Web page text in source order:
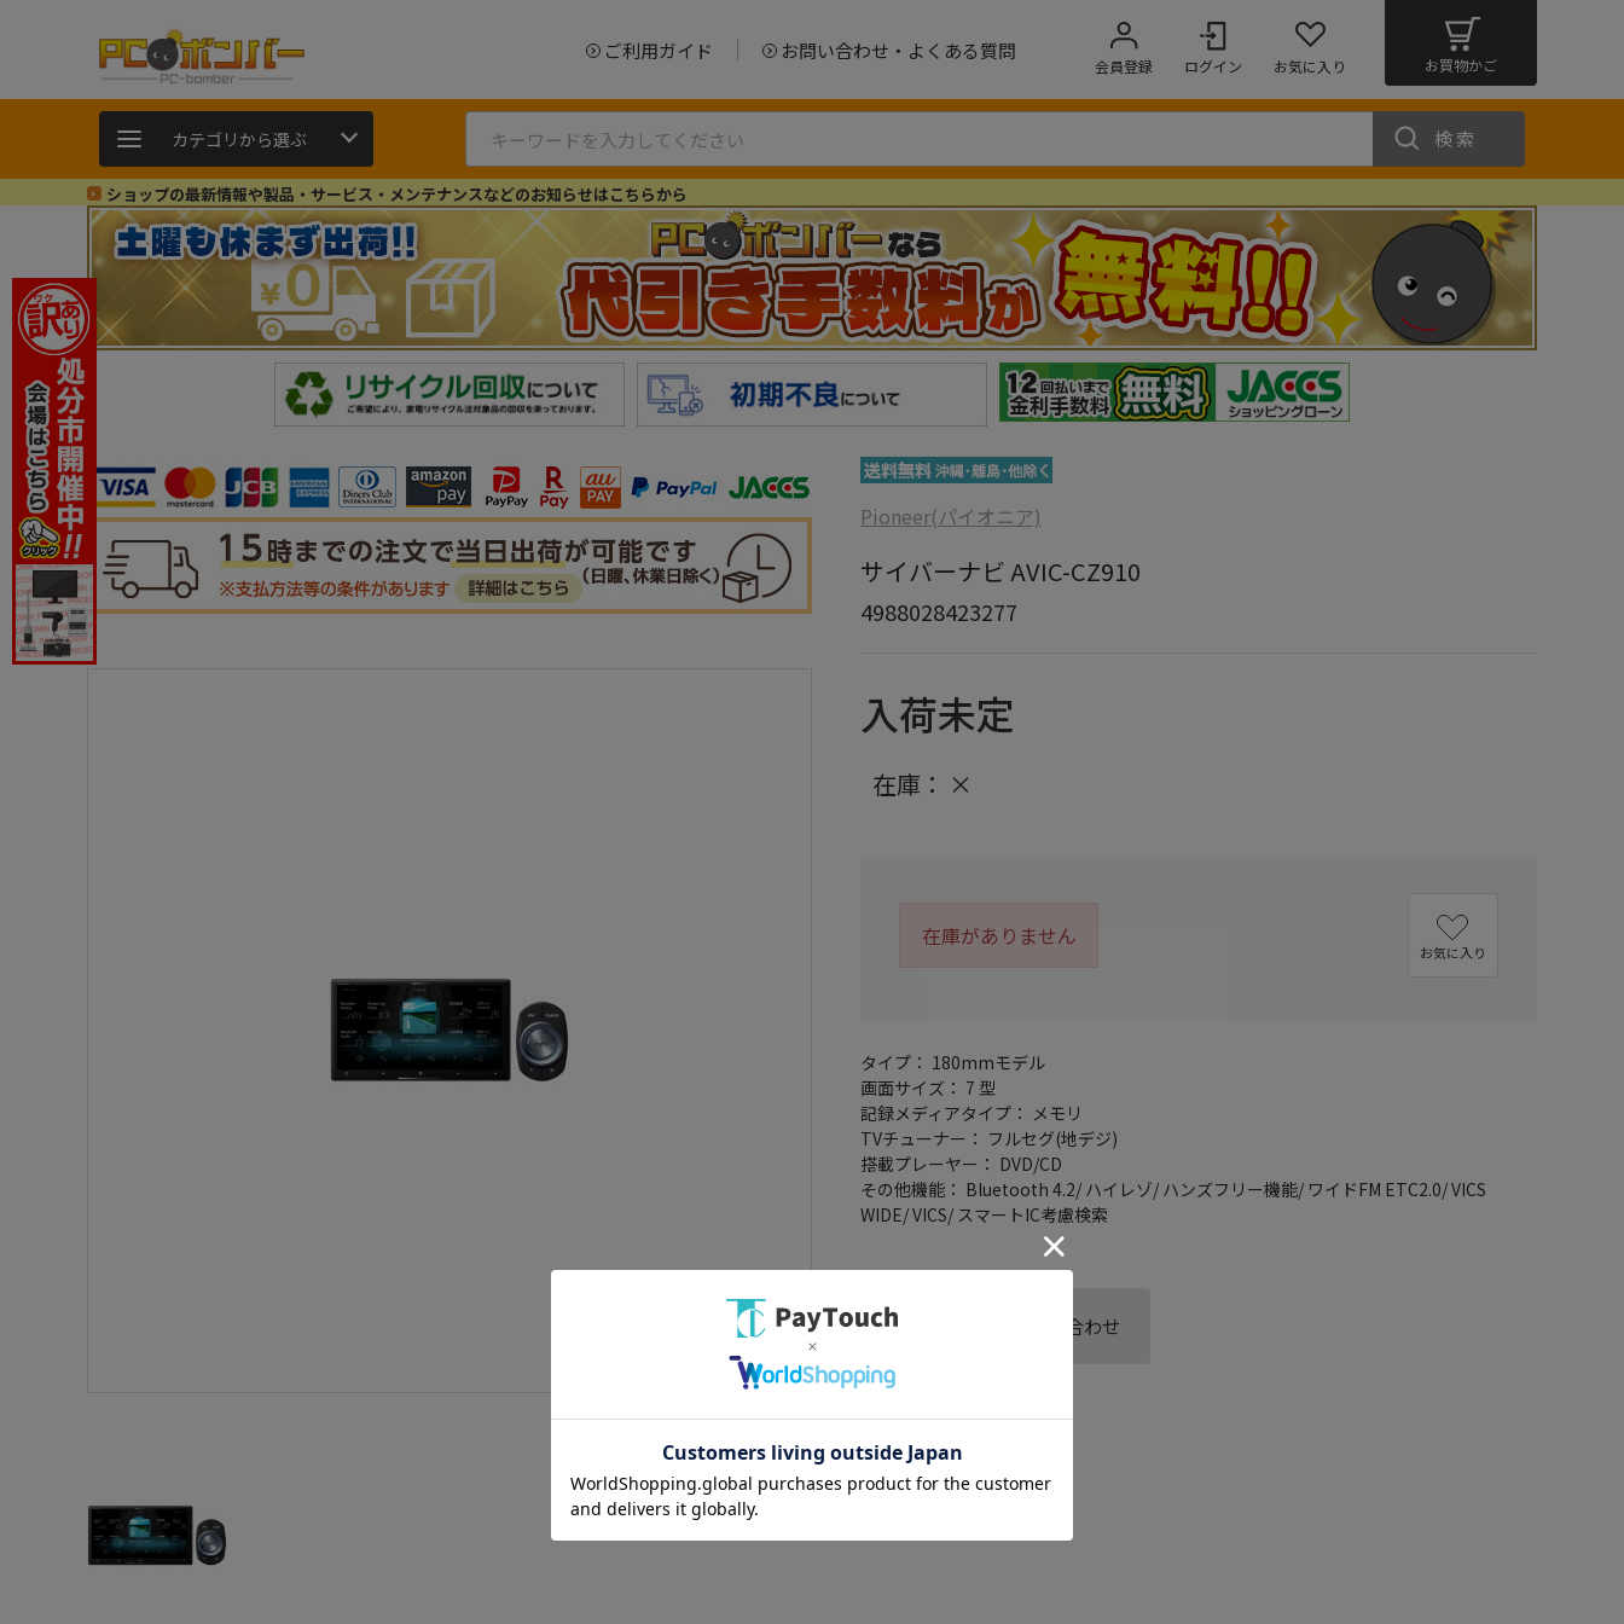
ご利用ガイド お問い合わせ・よくある質問
会員登録 ログイン お気に入り お買物かご
カテゴリから選ぶ 検索
ショップの最新情報や製品・サービス・メンテナンスなどのお知らせはこちらから
Pioneer(パイオニア)
サイバーナビ AVIC-CZ910
4988028423277
入荷未定
在庫： ×
在庫がありません
お気に入り
タイプ： 180mmモデル
画面サイズ： 7 型
記録メディアタイプ： メモリ
TVチューナー： フルセグ(地デジ)
搭載プレーヤー： DVD/CD
その他機能： Bluetooth 4.2/ ハイレゾ/ ハンズフリー機能/ ワイドFM ETC2.0/ VICS
WIDE/ VICS/ スマートIC考慮検索
この商品へのお問い合わせ